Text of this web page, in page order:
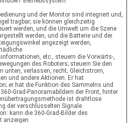
und der Monitor sind integriert und,
tragbar; sie können gleichzeitig
werden, und die Umwelt um die Szene
werden, und die Batterie und der
angezeigt werden,
etc., steuern die Vorwärts-,
des Roboters; steuern Sie den
unten, verlassen, recht, Gleichstrom,
und andere Aktionen. Er hat
er hat die Funktion des Sammelns und
Grad-Panoramabildern der Front, hinter
ist drahtlose
der verschlüsselten Signale.
kann die 360-Grad-Bilder des
anzeigen